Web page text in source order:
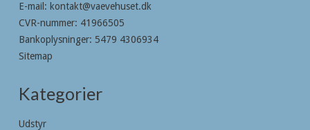
E-mail : kontakt@vaevehuset.dk
CVR-nummer: 41966505
Bankoplysninger: 5479 4306934
Sitemap
Kategorier
Udstyr